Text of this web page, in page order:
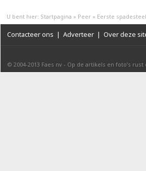
U bent hier: Startpagina » Peer » Eerste
Contacteer ons | Adverteer | Over deze
© 2004-2013 Faes nv - Op de artikels en foto’s